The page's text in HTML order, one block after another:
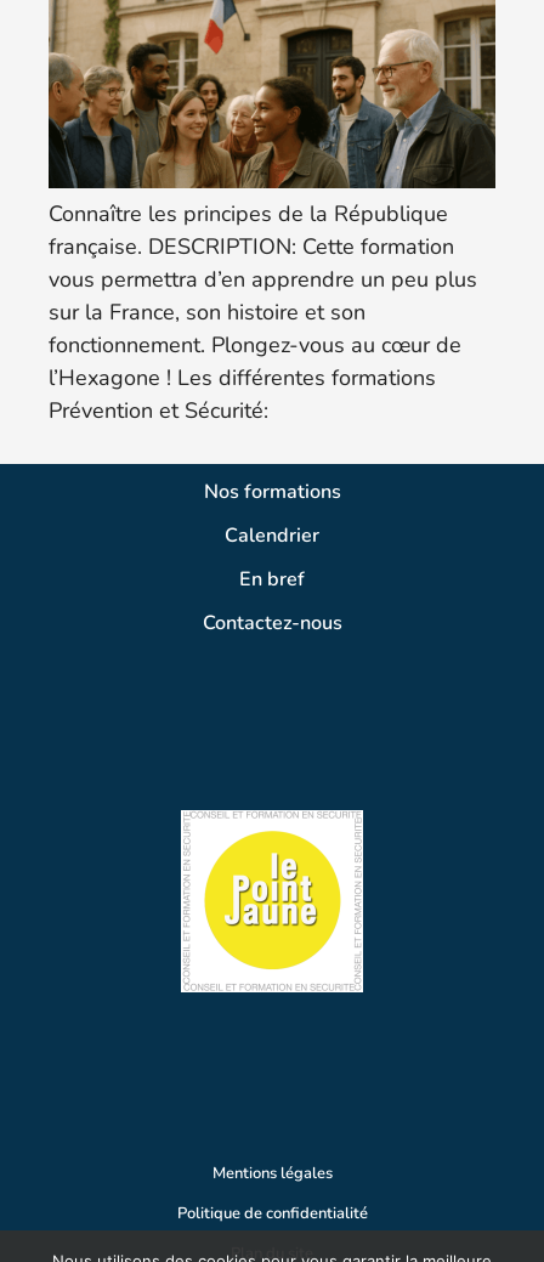
Connaître les principes de la République
française. DESCRIPTION: Cette formation
vous permettra d’en apprendre un peu plus
sur la France, son histoire et son
fonctionnement. Plongez-vous au cœur de
l’Hexagone ! Les différentes formations
Prévention et Sécurité:
Nos formations
Calendrier
En bref
Contactez-nous
Mentions légales
Politique de confidentialité
Plan du site